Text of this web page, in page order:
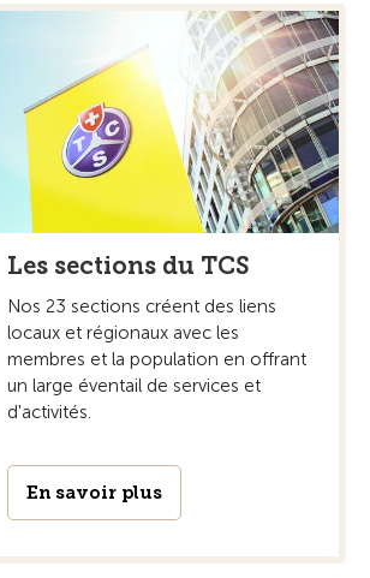
Les sections du TCS
Nos 23 sections créent des liens
locaux et régionaux avec les
membres et la population en offrant
un large éventail de services et
d'activités.
En savoir plus